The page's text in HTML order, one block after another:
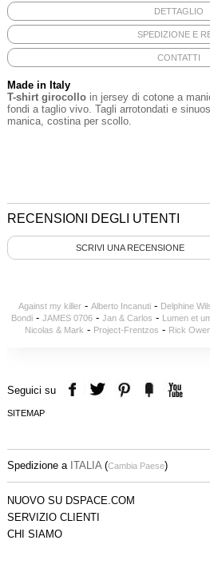
DETTAGLIO
SPEDIZIONE E
CONTATTI
Made in Italy
T-shirt girocolloin jersey di cotone a
fondi a taglio vivo. Tagli arrotondati e
manica, costina per scollo.
RECENSIONI DEGLI UTENTI
SCRIVI UNA RECENSIONE
Against my killer- Alberto Incanuti- Delphine
Bondi- JAMES 0706- Jan & Carlos - Lumen et
Nicolas & Mark - Project-Frentzos - Rick
Seguici su
SITEMAP
Spedizione a ITALIA (Cambia Paese)
NUOVO SU DSPACE.COM
SERVIZIO CLIENTI
CHI SIAMO